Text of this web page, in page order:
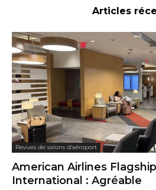
Articles
Revues de salons d'aéroport
American Airlines
International : Agréable